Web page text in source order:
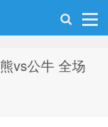
vs公牛 全场